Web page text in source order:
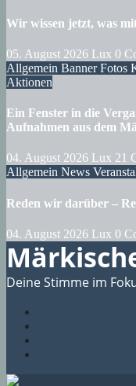
Wir wissen jetzt, was
05. August 2026 Lux 0
Allgemein BannerFotos
Aktionen
Ein Fenster in die
Aufnahmen aus dem
04. August 2026 Lux 21
Allgemein News
Reden wir darüber –
04. August 2026 Lux 0
Deine Stimme im